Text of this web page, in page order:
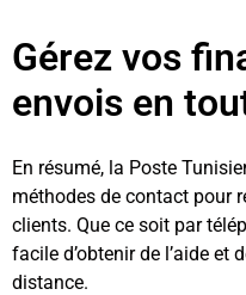
Gérez vos
envois en
En résumé, la Poste
méthodes de contact pour
clients. Que ce soit par
facile d’obtenir de l’aide et
distance.